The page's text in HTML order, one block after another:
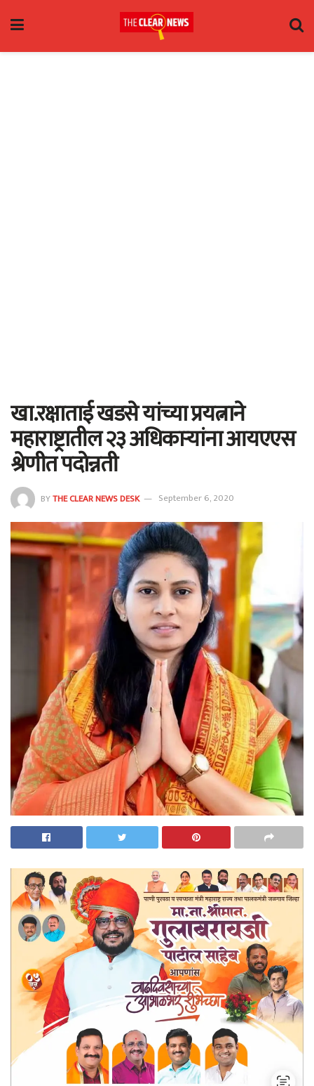
खा.रक्षाताई खडसे यांच्या प्रयत्नाने
महाराष्ट्रातील २३ अधिकार्‍यांना आयएएस
श्रेणीत पदोन्नती
BYTHE CLEAR NEWS DESK September 6, 2020